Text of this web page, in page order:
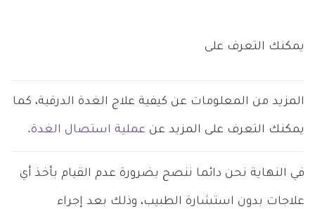
يمكنك التعرف على
المزيد من المعلومات عن كيفية علاج الغدة الدرقية، كما
يمكنك التعرف على المزيد عن عملية استصال الغدة.
في النهاية نحن دائما ننصح بضرورة عدم القيام بأخذ أي
علاجات بدون استشارة الطبيب، وذلك بعد إجراء